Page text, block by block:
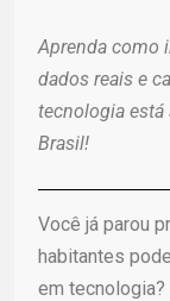
Aprenda como
dados reais e
tecnologia
Brasil!
Você já parou
habitantes
em tecnologia?